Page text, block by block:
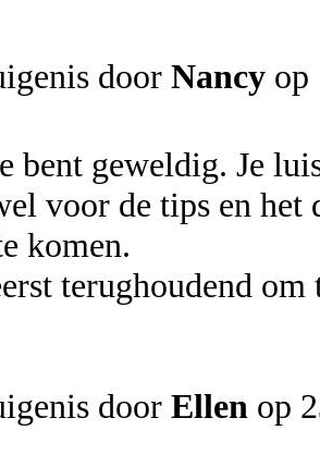
door Nancy op
bent geweldig. Je
voor de tips en het
komen.
terughoudend
door Ellen op